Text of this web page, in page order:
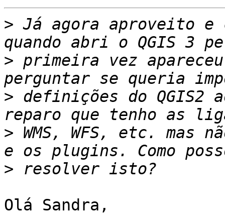
> Já agora aproveito e
> primeira vez
> definições do QGIS2
> WMS, WFS, etc. mas
>
Olá Sandra,